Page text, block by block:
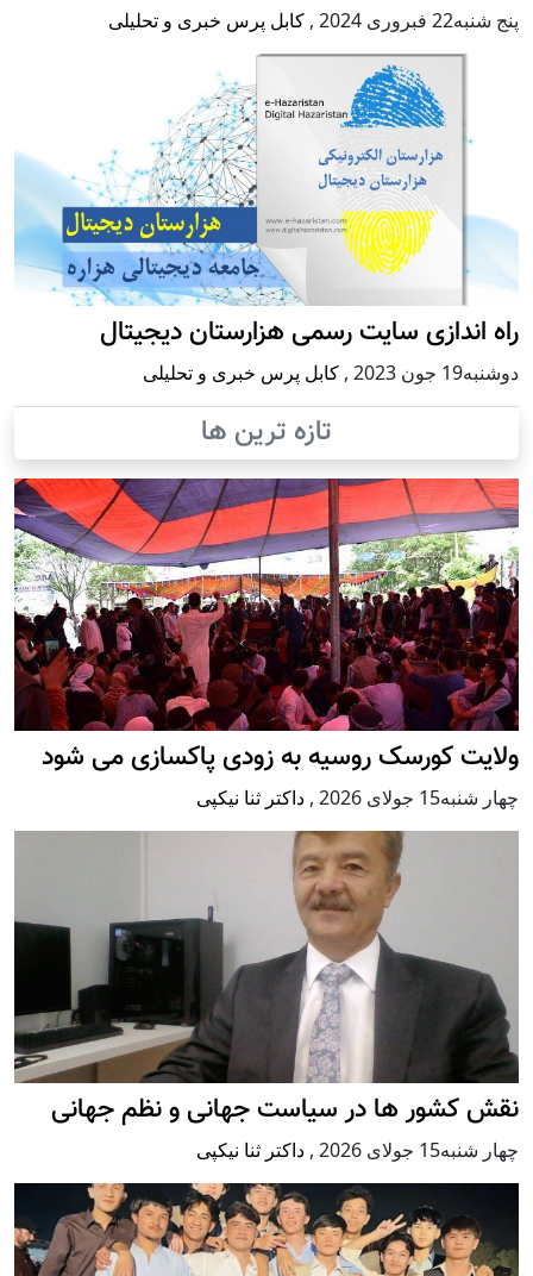
پنج شنبه22 فبروری 2024 , کابل پرس خبری و تحلیلی
راه اندازی سایت رسمی هزارستان دیجیتال
دوشنبه19 جون 2023 , کابل پرس خبری و تحلیلی
تازه ترین ها
ولایت کورسک روسیه به زودی پاکسازی می شود
چهار شنبه15 جولای 2026 , داکتر ثنا نیکپی
نقش کشور ها در سیاست جهانی و نظم جهانی
چهار شنبه15 جولای 2026 , داکتر ثنا نیکپی